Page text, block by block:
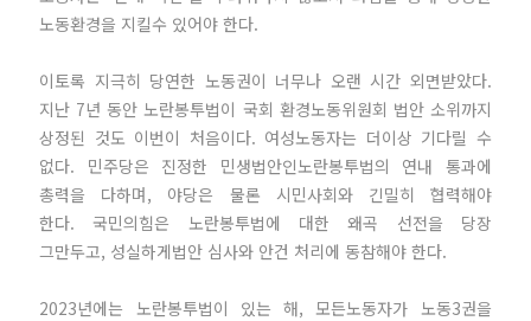
노동환경을 지킬수 있어야 한다.
이토록 지극히 당연한 노동권이 너무나 오랜 시간 외면받았다.
지난 7년 동안 노란봉투법이 국회 환경노동위원회 법안 소위까지
상정된 것도 이번이 처음이다. 여성노동자는 더이상 기다릴 수
없다. 민주당은 진정한 민생법안인노란봉투법의 연내 통과에
총력을 다하며, 야당은 물론 시민사회와 긴밀히 협력해야
한다. 국민의힘은 노란봉투법에 대한 왜곡 선전을 당장
그만두고, 성실하게법안 심사와 안건 처리에 동참해야 한다.
2023년에는 노란봉투법이 있는 해, 모든노동자가 노동3권을